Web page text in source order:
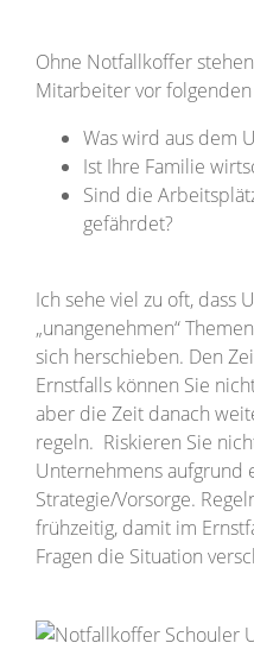
Ohne Notfallkoffer
Mitarbeiter vor folgenden
Was wird aus dem
Ist Ihre Familie
Sind die
gefährdet?
Ich sehe viel zu oft, dass
„unangenehmen“
sich herschieben. Den
Ernstfalls können Sie
aber die Zeit danach
regeln. Riskieren Sie
Unternehmens aufgrund
Strategie/Vorsorge.
frühzeitig, damit im
Fragen die Situation